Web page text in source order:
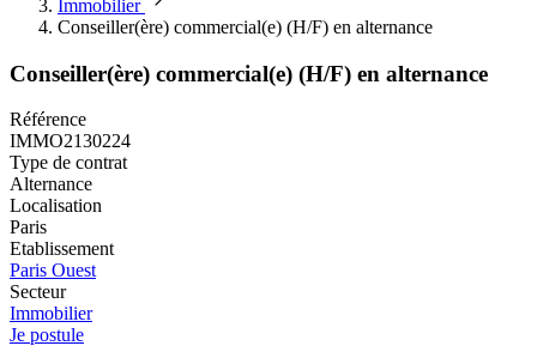
Immobilier
Conseiller(ère) commercial(e) (H/F) en alternance
Conseiller(ère) commercial(e) (H/F) en alternance
Référence
IMMO2130224
Type de contrat
Alternance
Localisation
Paris
Etablissement
Paris Ouest
Secteur
Immobilier
Je postule